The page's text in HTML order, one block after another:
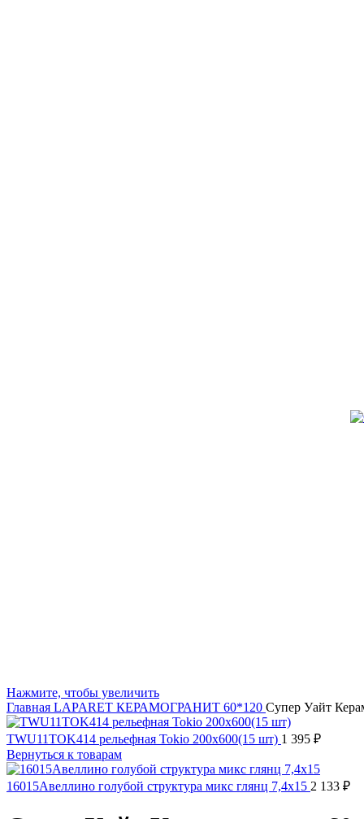
Нажмите, чтобы увеличить
Главная LAPARET КЕРАМОГРАНИТ 60*120 Супер Уайт
TWU11TOK414 рельефная Tokio 200x600(15 шт) 1 395 ₽
Вернуться к товарам
16015Авеллино голубой структура микс глянц 7,4x15 2 133 ₽